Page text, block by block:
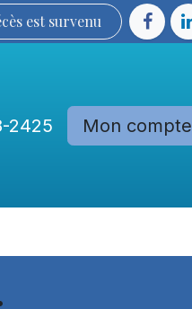
est sur​​​​​​​​ve​nu​​​​​​​​​​
2425 Mon compte